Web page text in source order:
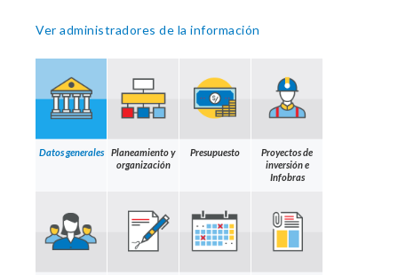
Ver administradores de la información
Datos generales
Planeamiento y
organización
Presupuesto
Proyectos de
inversión e
Infobras